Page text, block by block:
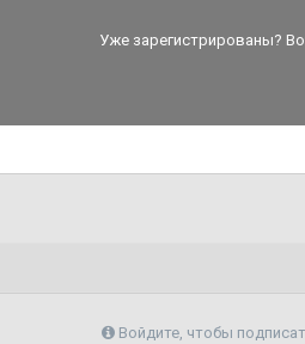
Уже зарегистрированы?
Войдите, чтобы